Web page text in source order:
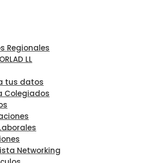
Regionales
LL
tus datos
Colegiados
Networking